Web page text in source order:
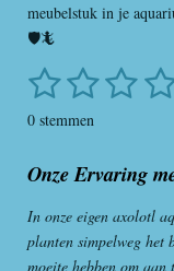
meubelstuk in je
🛡️🦎
R
t
n
:
0
1
s
e
r
2
s
e
r
r
3
e
r
r
4
e
r
r
0 stemmen
Onze Ervaring
In onze eigen axolotl
planten simpelweg het
moeite hebben om